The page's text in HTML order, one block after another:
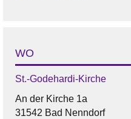
WO
St.-Godehardi-Kirche
An der Kirche 1a
31542 Bad Nenndorf